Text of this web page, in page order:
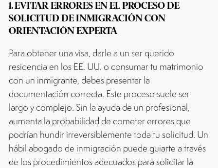
1. EVITAR ERRORES EN EL PROCESO DE
SOLICITUD DE INMIGRACIÓN CON
ORIENTACIÓN EXPERTA
Para obtener una visa, darle a un ser querido
residencia en los EE. UU. o consumar tu matrimonio
con un inmigrante, debes presentar la
documentación correcta. Este proceso suele ser
largo y complejo. Sin la ayuda de un profesional,
aumenta la probabilidad de cometer errores que
podrían hundir irreversiblemente toda tu solicitud. Un
hábil abogado de inmigración puede guiarte a través
de los procedimientos adecuados para solicitar la